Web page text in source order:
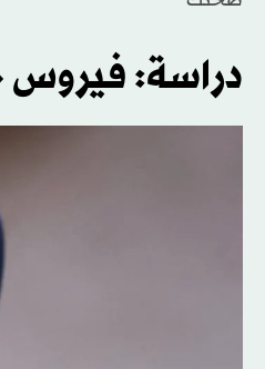
دراسة: فيروس